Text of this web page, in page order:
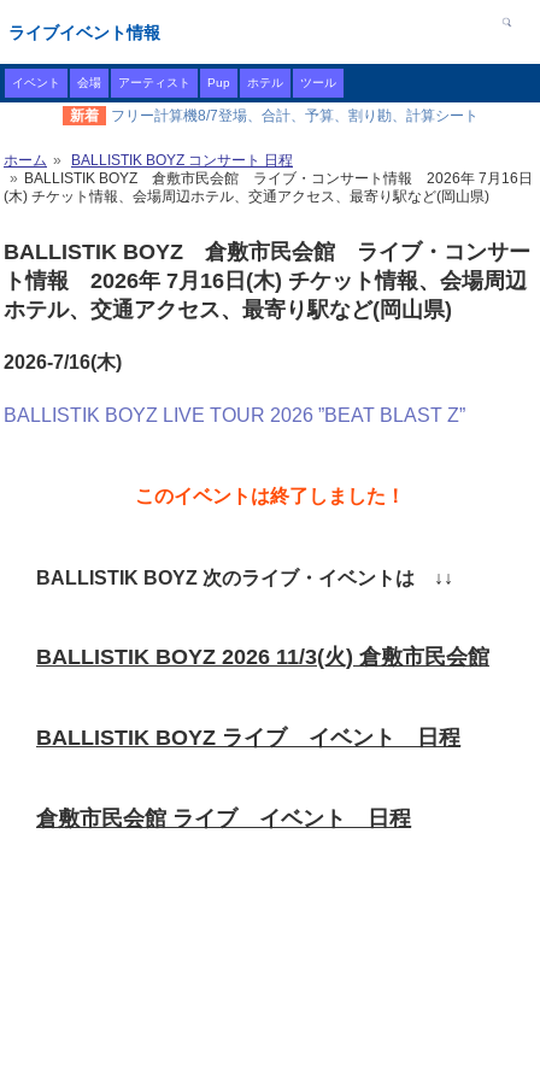
ライブイベント情報
イベント 会場 アーティスト Pup ホテル ツール
新着 フリー計算機8/7登場、合計、予算、割り勘、計算シート
ホーム
BALLISTIK BOYZ コンサート 日程
BALLISTIK BOYZ 倉敷市民会館 ライブ・コンサート情報 2026年 7月16日
(木) チケット情報、会場周辺ホテル、交通アクセス、最寄り駅など(岡山県)
BALLISTIK BOYZ 倉敷市民会館 ライブ・コンサー
ト情報 2026年 7月16日(木) チケット情報、会場周辺
ホテル、交通アクセス、最寄り駅など(岡山県)
2026-7/16(木)
BALLISTIK BOYZ LIVE TOUR 2026 ”BEAT BLAST Z”
このイベントは終了しました！
BALLISTIK BOYZ 次のライブ・イベントは ↓↓
BALLISTIK BOYZ 2026 11/3(火) 倉敷市民会館
BALLISTIK BOYZ ライブ イベント 日程
倉敷市民会館 ライブ イベント 日程